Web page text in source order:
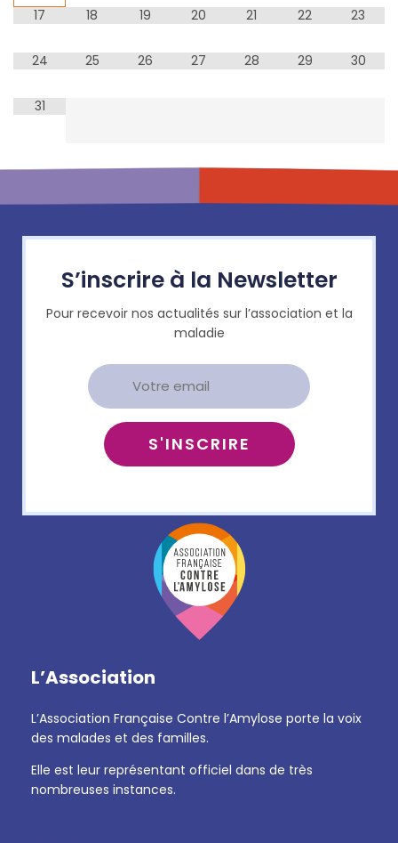
17 18 19 20 21 22 23
24 25 26 27 28 29 30
31
S’inscrire à la Newsletter
Pour recevoir nos actualités sur l’association et la
maladie
L’Association
L’Association Française Contre l’Amylose porte la voix
des malades et des familles.
Elle est leur représentant officiel dans de très
nombreuses instances.